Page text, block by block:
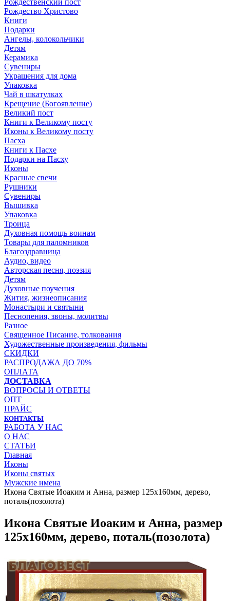
Рождественский пост
Рождество Христово
Книги
Подарки
Ангелы, колокольчики
Детям
Керамика
Сувениры
Украшения для дома
Упаковка
Чай в шкатулках
Крещение (Богоявление)
Великий пост
Книги к Великому посту
Иконы к Великому посту
Пасха
Книги к Пасхе
Подарки на Пасху
Иконы
Красные свечи
Рушники
Сувениры
Вышивка
Упаковка
Троица
Духовная помощь воинам
Товары для паломников
Благоздравница
Аудио, видео
Авторская песня, поэзия
Детям
Духовные поучения
Жития, жизнеописания
Монастыри и святыни
Песнопения, звоны, молитвы
Разное
Священное Писание, толкования
Художественные произведения, фильмы
СКИДКИ
РАСПРОДАЖА ДО 70%
ОПЛАТА
ДОСТАВКА
ВОПРОСЫ И ОТВЕТЫ
ОПТ
ПРАЙС
КОНТАКТЫ
РАБОТА У НАС
О НАС
СТАТЬИ
Главная
Иконы
Иконы святых
Мужские имена
Икона Святые Иоаким и Анна, размер 125х160мм, дерево,
поталь(позолота)
Икона Святые Иоаким и Анна, размер
125х160мм, дерево, поталь(позолота)